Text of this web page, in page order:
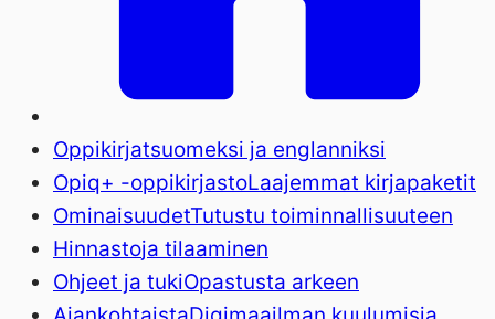
Oppikirjatsuomeksi ja englanniksi
Opiq+ -oppikirjastoLaajemmat kirjapaketit
OminaisuudetTutustu toiminnallisuuteen
Hinnastoja tilaaminen
Ohjeet ja tukiOpastusta arkeen